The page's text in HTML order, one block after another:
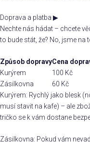
Doprava a platba ▶
Nechte nás hádat – chcete
to bude stát, že? No, jsme na
Způsob dopravyCena
Kurýrem
100 Kč
Zásilkovna
60 Kč
Kurýrem: Rychlý jako blesk
musí stavit na kafe) – ale
tričko se k vám dostane
Zásilkovna: Pokud vám